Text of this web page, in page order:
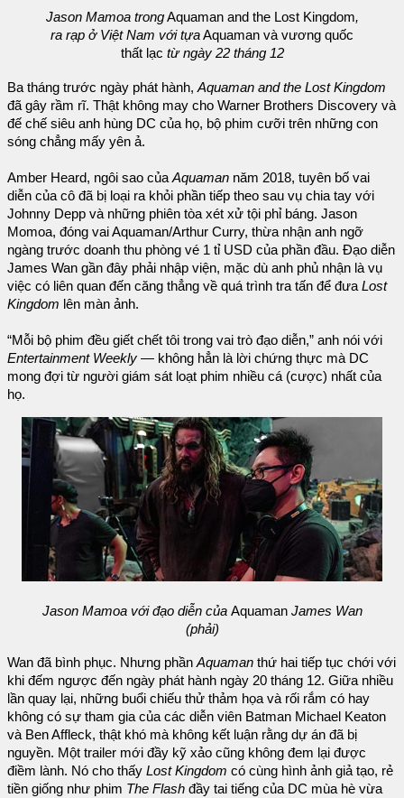
Jason Mamoa trongAquaman and the Lost Kingdom,
ra rạp ở Việt Nam với tựaAquaman và vương quốc
thất lạc từ ngày 22 tháng 12
Ba tháng trước ngày phát hành, Aquaman and the Lost Kingdom
đã gây rầm rĩ. Thật không may cho Warner Brothers Discovery và
đế chế siêu anh hùng DC của họ, bộ phim cưỡi trên những con
sóng chẳng mấy yên ả.
Amber Heard, ngôi sao của Aquaman năm 2018, tuyên bố vai
diễn của cô đã bị loại ra khỏi phần tiếp theo sau vụ chia tay với
Johnny Depp và những phiên tòa xét xử tội phỉ báng. Jason
Momoa, đóng vai Aquaman/Arthur Curry, thừa nhận anh ngỡ
ngàng trước doanh thu phòng vé 1 tỉ USD của phần đầu. Đạo diễn
James Wan gần đây phải nhập viện, mặc dù anh phủ nhận là vụ
việc có liên quan đến căng thẳng về quá trình tra tấn để đưa Lost
Kingdom lên màn ảnh.
“Mỗi bộ phim đều giết chết tôi trong vai trò đạo diễn,” anh nói với
Entertainment Weekly — không hẳn là lời chứng thực mà DC
mong đợi từ người giám sát loạt phim nhiều cá (cược) nhất của
họ.
Jason Mamoa với đạo diễn của Aquaman James Wan
(phải)
Wan đã bình phục. Nhưng phầnAquaman thứ hai tiếp tục chới với
khi đếm ngược đến ngày phát hành ngày 20 tháng 12. Giữa nhiều
lần quay lại, những buổi chiếu thử thảm họa và rối rắm có hay
không có sự tham gia của các diễn viên Batman Michael Keaton
và Ben Affleck, thật khó mà không kết luận rằng dự án đã bị
nguyền. Một trailer mới đầy kỹ xảo cũng không đem lại được
điềm lành. Nó cho thấy Lost Kingdom có cùng hình ảnh giả tạo, rẻ
tiền giống như phim The Flash đầy tai tiếng của DC mùa hè vừa